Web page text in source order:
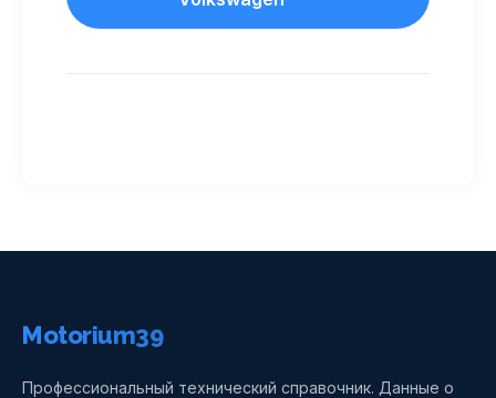
Motorium39
Профессиональный технический справочник. Данные о